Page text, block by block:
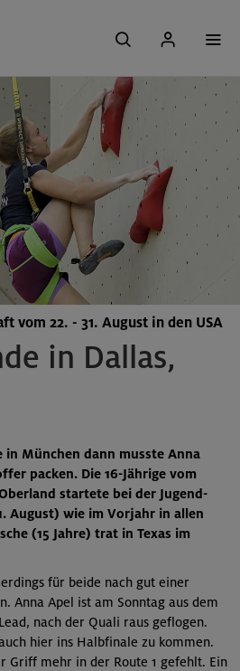
in Dallas,
vom 22. - 31. August in den USA
in München dann musste Anna
packen. Die 16-Jährige vom
startete bei der Jugend-
August) wie im Vorjahr in allen
(15 Jahre) trat in Texas im
für beide nach gut einer
Anna Apel ist am Sonntag aus dem
nach der Quali raus geflogen.
hier ins Halbfinale zu kommen.
Griff mehr in der Route 1 gefehlt. Ein